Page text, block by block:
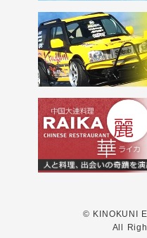
© KINOKUNI
All